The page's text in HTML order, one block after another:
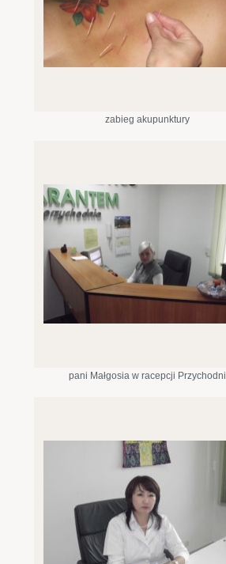
zabieg akupunktury
pani Małgosia w racepcji Przychodni